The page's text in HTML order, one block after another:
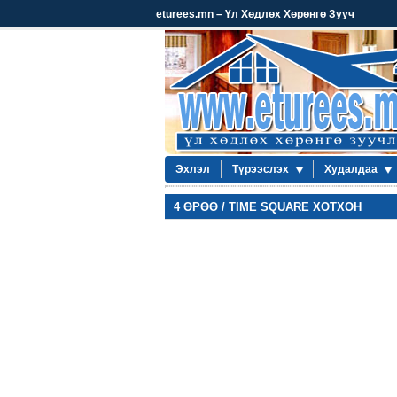
eturees.mn – Үл Хөдлөх Хөрөнгө Зууч
Эхлэл Түрээслэх Худалдаа
4 ӨРӨӨ / TIME SQUARE ХОТХОН